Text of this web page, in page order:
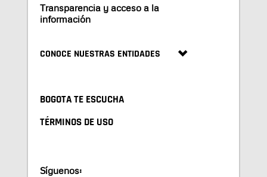
Transparencia y acceso a la
información
CONOCE NUESTRAS ENTIDADES
BOGOTA TE ESCUCHA
TÉRMINOS DE USO
Síguenos: